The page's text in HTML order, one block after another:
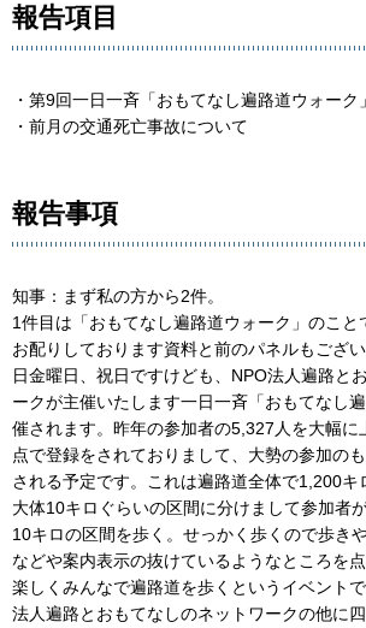
報告項目
・第9回一日一斉「おもてなし遍路道ウォー
・前月の交通死亡事故について
報告事項
知事：まず私の方から2件。
1件目は「おもてなし遍路道ウォーク」のこと
お配りしております資料と前のパネルもござ
日金曜日、祝日ですけども、NPO法人遍路と
ークが主催いたします一日一斉「おもてなし
催されます。昨年の参加者の5,327人を大幅に
点で登録をされておりまして、大勢の参加の
される予定です。これは遍路道全体で1,200キ
大体10キロぐらいの区間に分けまして参加者
10キロの区間を歩く。せっかく歩くので歩き
などや案内表示の抜けているようなところを
楽しくみんなで遍路道を歩くというイベント
法人遍路とおもてなしのネットワークの他に